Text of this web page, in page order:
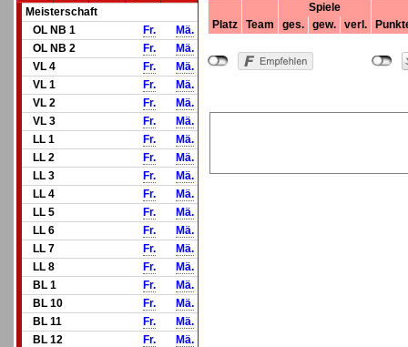
Meisterschaft
OL NB 1
Fr.
Mä.
OL NB 2
Fr.
Mä.
VL 4
Fr.
Mä.
VL 1
Fr.
Mä.
VL 2
Fr.
Mä.
VL 3
Fr.
Mä.
LL 1
Fr.
Mä.
LL 2
Fr.
Mä.
LL 3
Fr.
Mä.
LL 4
Fr.
Mä.
LL 5
Fr.
Mä.
LL 6
Fr.
Mä.
LL 7
Fr.
Mä.
LL 8
Fr.
Mä.
BL 1
Fr.
Mä.
BL 10
Fr.
Mä.
BL 11
Fr.
Mä.
BL 12
Fr.
Mä.
Spiele
Platz
Team ges. gew. verl.